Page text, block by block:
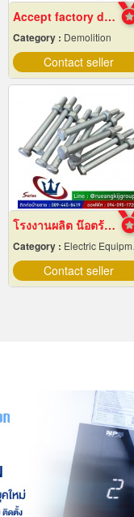
Accept factory demolition
Category : Demolition
Contact seller
โรงงานผลิต น๊อตร้อยเสาไฟฟ้า ราคา
Category : Electric Equipment & Supplies-Wholesale & Manufacturers
Contact seller